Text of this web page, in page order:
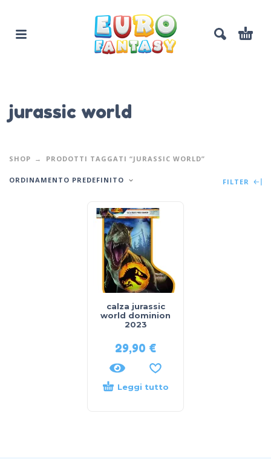
jurassic world
SHOP PRODOTTI TAGGATI “JURASSIC WORLD”
ORDINAMENTO PREDEFINITO FILTER
calza jurassic
world dominion
2023
29,90 €
Leggi tutto